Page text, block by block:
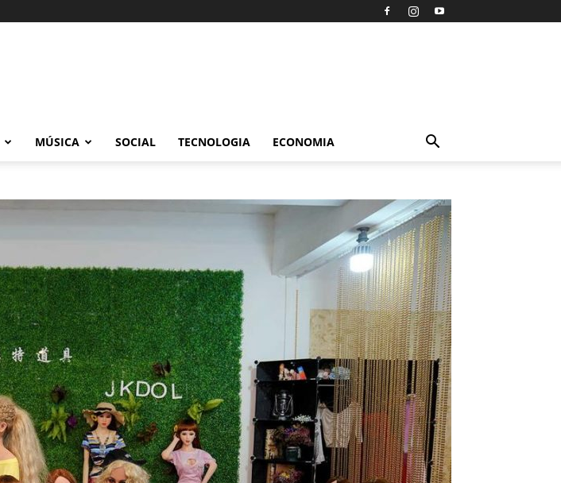
MÚSICA SOCIAL TECNOLOGIA ECONOMIA